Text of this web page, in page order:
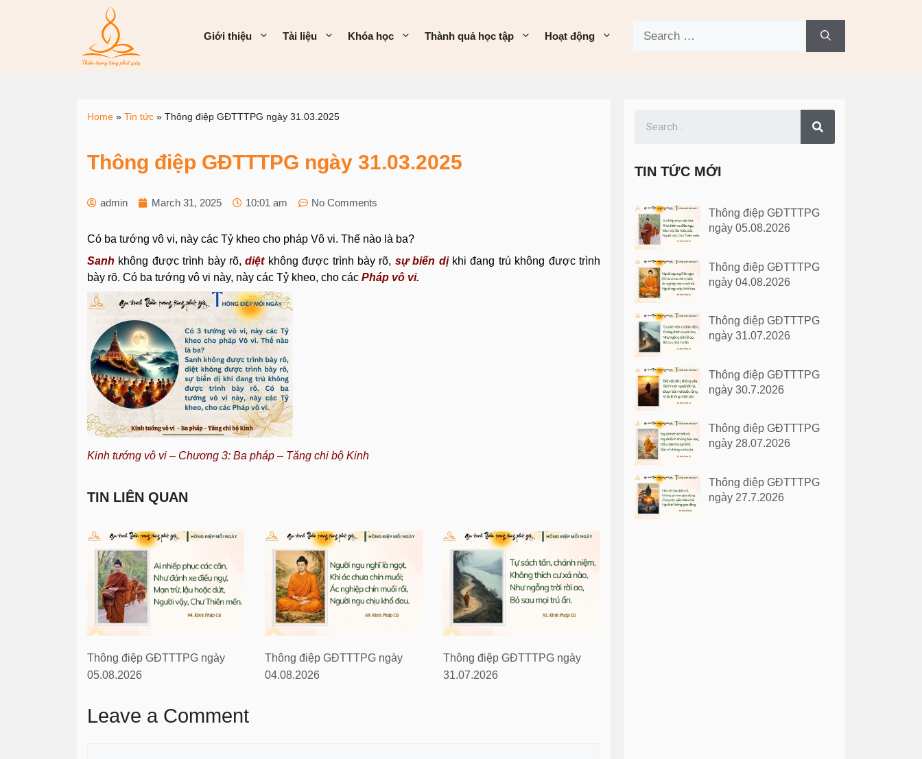
Giới thiệu Tài liệu Khóa học Thành quả học tập Hoạt động
Home » Tin tức » Thông điệp GĐTTTPG ngày 31.03.2025
Thông điệp GĐTTTPG ngày 31.03.2025
admin March 31, 2025 10:01 am No Comments
Có ba tướng vô vi, này các Tỷ kheo cho pháp Vô vi. Thế nào là ba?
Sanh không được trình bày rõ,diệtkhông được trình bày rõ, sự biến dịkhi đang trú không được trình
bày rõ. Có ba tướng vô vi này, này các Tỷ kheo, cho các Pháp vô vi.
Kinh tướng vô vi – Chương 3: Ba pháp – Tăng chi bộ Kinh
TIN LIÊN QUAN
Thông điệp GĐTTTPG ngày
05.08.2026
Thông điệp GĐTTTPG ngày
04.08.2026
Thông điệp GĐTTTPG ngày
31.07.2026
Leave a Comment
TIN TỨC MỚI
Thông điệp GĐTTTPG
ngày 05.08.2026
Thông điệp GĐTTTPG
ngày 04.08.2026
Thông điệp GĐTTTPG
ngày 31.07.2026
Thông điệp GĐTTTPG
ngày 30.7.2026
Thông điệp GĐTTTPG
ngày 28.07.2026
Thông điệp GĐTTTPG
ngày 27.7.2026